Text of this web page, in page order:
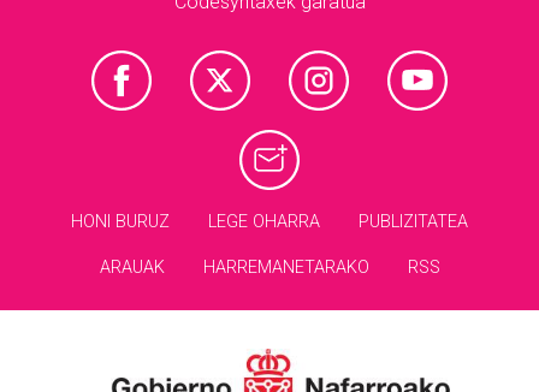
HONI BURUZ LEGE OHARRA PUBLIZITATEA
ARAUAK HARREMANETARAKO RSS